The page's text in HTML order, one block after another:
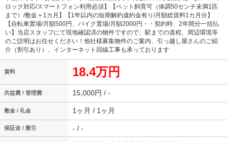
ロック対応/スマートフォン利用必須】【ペット飼育可（体調50センチ未満1匹
まで）/敷金＋1カ月】【1年以内の短期解約違約金有り/月額総賃料1カ月分】
【自転車置場/月額500円、バイク置場/月額2000円・・契約時、2年間分一括払
い】当店スタッフにて現地確認済の物件ですので、駅までの道程、周辺環境等
のご説明はお任せください！他社様募集物件のご案内、引っ越し屋さんのご紹
介（割引あり）、インターネット回線工事も承っております
賃料 18.4万円
共益費 / 管理費 15,000円 / -
敷金 / 礼金 1ヶ月 / 1ヶ月
保証金 / 敷引 - / -